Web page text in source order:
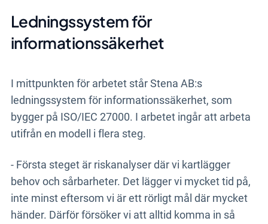
Ledningssystem för
informationssäkerhet
I mittpunkten för arbetet står Stena AB:s
ledningssystem för informationssäkerhet, som
bygger på ISO/IEC 27000. I arbetet ingår att arbeta
utifrån en modell i flera steg.
- Första steget är riskanalyser där vi kartlägger
behov och sårbarheter. Det lägger vi mycket tid på,
inte minst eftersom vi är ett rörligt mål där mycket
händer. Därför försöker vi att alltid komma in så